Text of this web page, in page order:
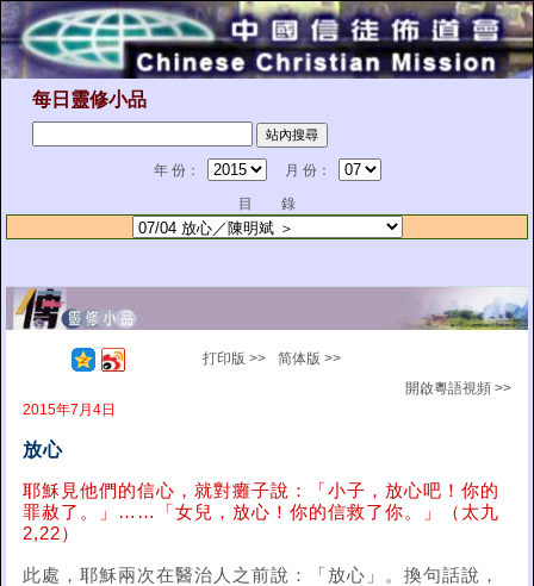
每日靈修小品
年 份：
月 份：
目 錄
打印版 >>
简体版 >>
開啟粵語視頻 >>
2015年7月4日
放心
耶穌見他們的信心，就對癱子說：「小子，放心吧！你的
罪赦了。」……「女兒，放心！你的信救了你。」（太九
2,22）
此處，耶穌兩次在醫治人之前說：「放心」。換句話說，